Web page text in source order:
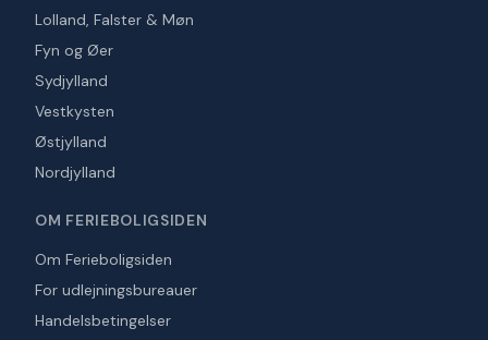
Lolland, Falster & Møn
Fyn og Øer
Sydjylland
Vestkysten
Østjylland
Nordjylland
OM FERIEBOLIGSIDEN
Om Ferieboligsiden
For udlejningsbureauer
Handelsbetingelser